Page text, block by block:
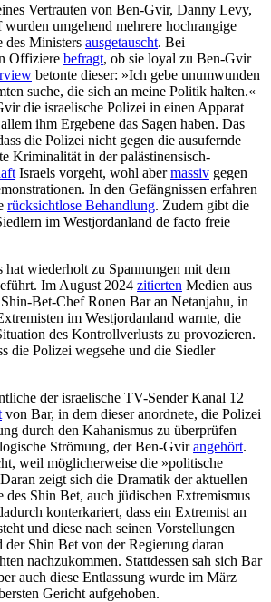
Vertrauten von Ben-Gvir, Danny Levy,
umgehend mehrere hoch­rangige
des Ministers ausgetauscht. Bei
Offiziere befragt, ob sie loyal zu Ben-Gvir
betonte dieser: »Ich gebe unumwunden
suche, die sich an meine Politik halten.«
die israe­lische Polizei in einen Apparat
ihm Ergebene das Sagen haben. Das
die Polizei nicht gegen die ausufernde
Kriminalität in der paläs­tinensisch-
Israels vorgeht, wohl abermassiv gegen
In den Gefängnissen erfahren
rücksichtlose Behandlung. Zudem gibt die
im West­jordanland de facto freie
hat wiederholt zu Spannungen mit dem
Im August 2024 zitierten Medien aus
Bet-Chef Ronen Bar an Netanjahu, in
im Westjordanland warnte, die
des Kontrollverlusts zu provozieren.
die Polizei wegsehe und die Siedler
der israelische TV-Sender Kanal 12
von Bar, in dem dieser anordnete, die Polizei
durch den Kahanismus zu überprüfen –
Strömung, der Ben-Gvirangehört.
weil möglicherweise die »politische
zeigt sich die Dramatik der aktuellen
Shin Bet, auch jüdi­schen Extremismus
konterkariert, dass ein Extremist an
und diese nach seinen Vorstellungen
Shin Bet von der Regierung daran
nachzukommen. Stattdessen sah sich Bar
auch diese Entlas­sung wurde im März
Gericht aufgehoben.